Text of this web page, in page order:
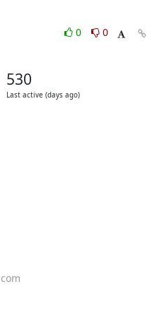
0
0
530
Last active (days ago)